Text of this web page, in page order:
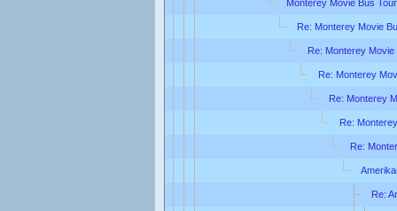
Monterey Movie Bus Tour
Re: Monterey Movie
Re: Monterey Movie
Re: Monterey
Re: Monterey
Re:
Re:
Re: